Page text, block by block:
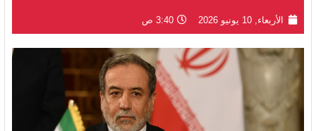
الأربعاء, 10 يونيو 2026 3:40 ص